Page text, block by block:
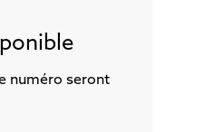
numéro seront